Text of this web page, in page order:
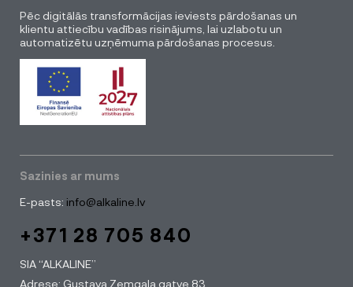
Pēc digitālās transformācijas ieviests pārdošanas un
klientu attiecību vadības risinājums, lai uzlabotu un
automatizētu uzņēmuma pārdošanas procesus.
Sazinies ar mums
E-pasts: info@alkaline.lv
+371 28 705 840
SIA “ALKALINE”
Adrese: Gustava Zemgala gatve 83,